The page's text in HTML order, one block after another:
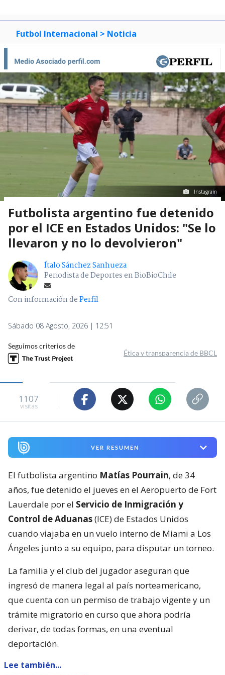
Futbol Internacional > Noticia
Instagram
Futbolista argentino fue detenido
por el ICE en Estados Unidos: "Se lo
llevaron y no lo devolvieron"
Ítalo Sánchez Sanhueza
Periodista de Deportes en BioBioChile
Con información dePerfil
Sábado 08 Agosto, 2026 | 12:51
Seguimos criterios de
Ética y transparencia de BBCL
1107
visitas
VER RESUMEN
El futbolista argentino Matías Pourrain, de 34
años, fue detenido el jueves en el Aeropuerto de Fort
Lauerdale por el Servicio de Inmigración y
Control de Aduanas(ICE) de Estados Unidos
cuando viajaba en un vuelo interno de Miami a Los
Ángeles junto a su equipo, para disputar un torneo.
La familia y el club del jugador aseguran que
ingresó de manera legal al país norteamericano,
que cuenta con un permiso de trabajo vigente y un
trámite migratorio en curso que ahora podría
derivar, de todas formas, en una eventual
deportación.
Lee también...